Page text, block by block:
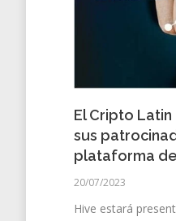
El Cripto
sus
plataforma
20/07/2023
Hive estará